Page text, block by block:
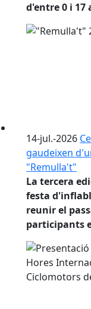
d'entre 0 i 17
14-jul.-2026
gaudeixen
"Remulla't"
La tercera
festa
reunir el
participants